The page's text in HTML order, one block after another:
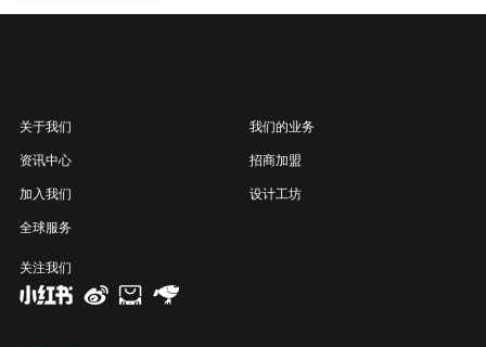
关于我们
我们的业务
资讯中心
招商加盟
加入我们
设计工坊
全球服务
关注我们